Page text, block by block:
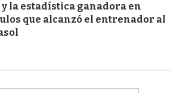
la estadística ganadora en
que alcanzó el entrenador al